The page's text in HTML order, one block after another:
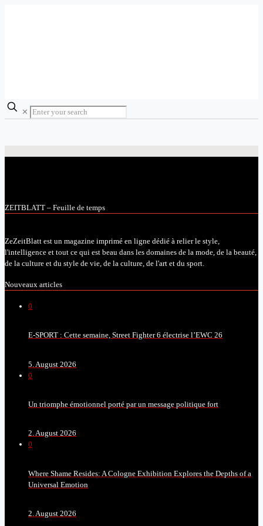
✕
ZEITBLATT – Feuille de temps
ZeZeitBlatt est un magazine imprimé en ligne dédié à relier le style,
l'intelligence et tout ce qui est beau dans les domaines de la mode, de la beauté,
de la culture et du style de vie, de la culture, de l'art et du sport.
Nouveaux articles
0
E-SPORT : Cette semaine, Street Fighter 6 électrise l’EWC 26
5. August 2026
0
Un triomphe émotionnel porté par un message politique fort
2. August 2026
0
Where Shame Resides: A Cologne Exhibition Explores the Depths of a
Universal Emotion
2. August 2026